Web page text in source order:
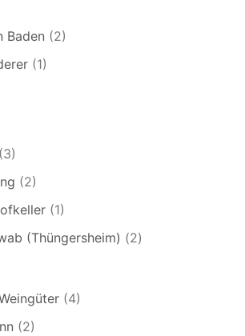
Baden (2)
(1)
(3)
(2)
(1)
(Thüngersheim) (2)
(4)
(2)